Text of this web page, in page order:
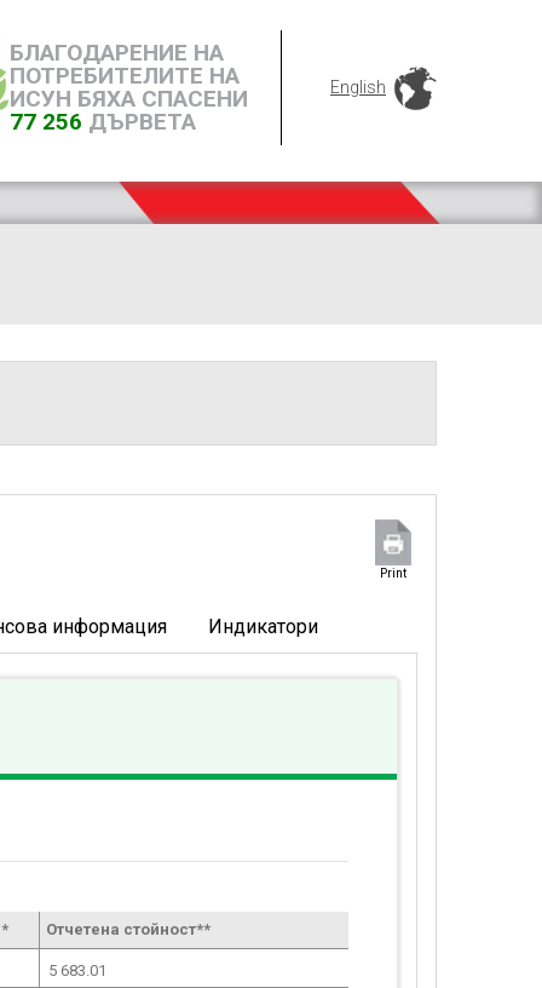
БЛАГОДАРЕНИЕ НА
ПОТРЕБИТЕЛИТЕ НА
ИСУН БЯХА СПАСЕНИ
77 256 ДЪРВЕТА
English
Print
информация Индикатори
Отчетена стойност**
5 683.01